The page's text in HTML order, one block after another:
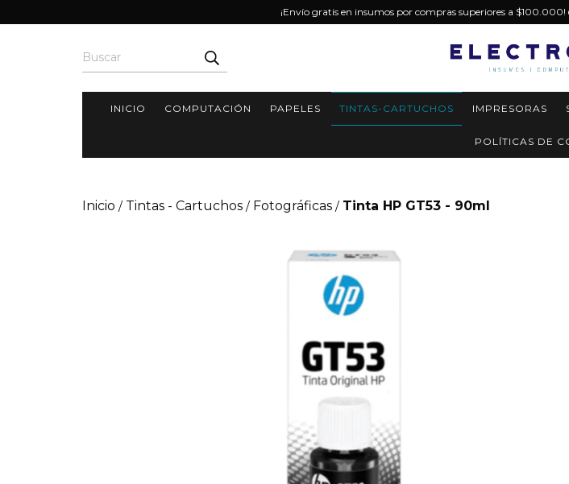
¡Envío gratis en insumos por compras superiores a $100.000!
INICIO COMPUTACIÓN PAPELES TINTAS-CARTUCHOS IMPRESORAS
POLÍTICAS DE
Inicio / Tintas - Cartuchos / Fotográficas / Tinta HP GT53 - 90ml